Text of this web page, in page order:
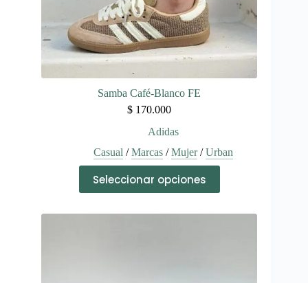
Samba Café-Blanco FE
$ 170.000
Adidas
Casual/Marcas/Mujer/Urban
Seleccionar opciones
producto
tiene